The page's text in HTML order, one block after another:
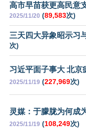
高市早苗获更高民意
2025/11/20 (89,583次)
三天四大异象昭示习
次)
习近平面子事大 北京
2025/11/19 (227,969次)
灵媒：于朦胧为何成
2025/11/19 (108,249次)